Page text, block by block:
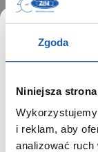
Zgoda
Niniejsza
i reklam, aby
analizować
GRUPA ZIBI
Misja, wizja i
Ważne daty
Zgoda na
PRODUKTY